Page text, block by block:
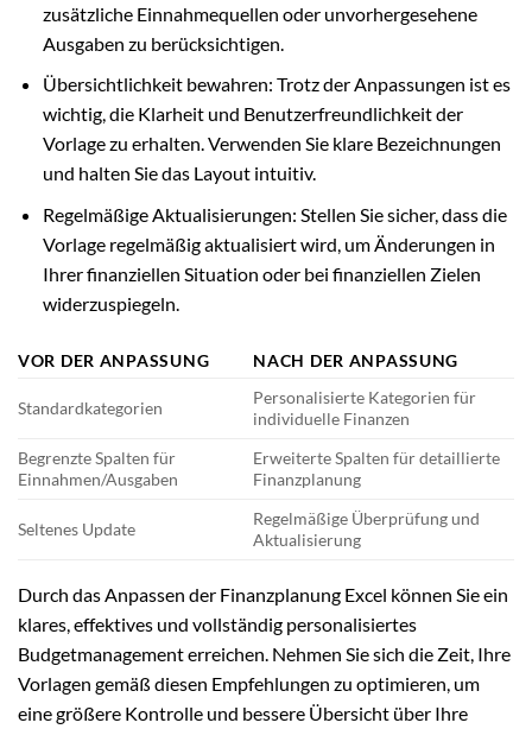
zusätzliche Einnahmequellen oder unvorhergesehene
Ausgaben zu berücksichtigen.
Übersichtlichkeit bewahren: Trotz der Anpassungen ist es
wichtig, die Klarheit und Benutzerfreundlichkeit der
Vorlage zu erhalten. Verwenden Sie klare Bezeichnungen
und halten Sie das Layout intuitiv.
Regelmäßige Aktualisierungen: Stellen Sie sicher, dass die
Vorlage regelmäßig aktualisiert wird, um Änderungen in
Ihrer finanziellen Situation oder bei finanziellen Zielen
widerzuspiegeln.
VOR DER ANPASSUNG NACH DER ANPASSUNG
Standardkategorien
Personalisierte Kategorien für
individuelle Finanzen
Begrenzte Spalten für
Einnahmen/Ausgaben
Erweiterte Spalten für detaillierte
Finanzplanung
Seltenes Update
Regelmäßige Überprüfung und
Aktualisierung
Durch das Anpassen der Finanzplanung Excel können Sie ein
klares, effektives und vollständig personalisiertes
Budgetmanagement erreichen. Nehmen Sie sich die Zeit, Ihre
Vorlagen gemäß diesen Empfehlungen zu optimieren, um
eine größere Kontrolle und bessere Übersicht über Ihre